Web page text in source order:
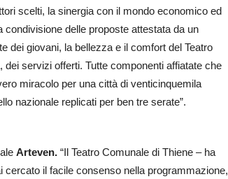
scelti, la sinergia con il mondo economico ed
condivisione delle proposte attestata da un
dei giovani, la bellezza e il comfort del Teatro
servizi offerti. Tutte componenti affiatate che
miracolo per una città di venticinquemila
nazionale replicati per ben tre serate”.
Arteven. “Il Teatro Comunale di Thiene – ha
cercato il facile consenso nella programmazione,